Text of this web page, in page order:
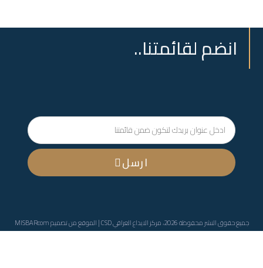
انضم لقائمتنا..
ارسل
جميع حقوق النشر محفوظة 2026، مركز الايداع العراقي CSD | الموقع من تصميم MISBARcom